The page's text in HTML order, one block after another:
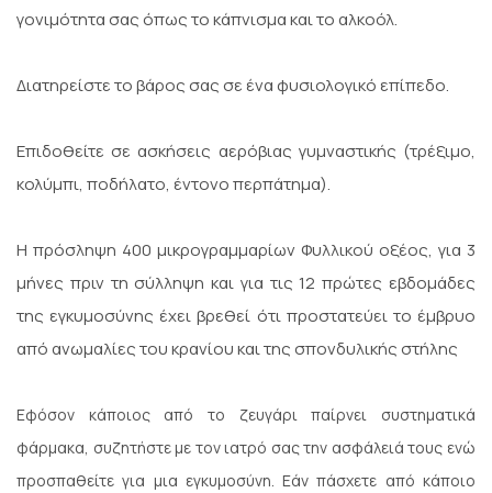
γονιμότητα σας όπως το κάπνισμα και το αλκοόλ.
Διατηρείστε το βάρος σας σε ένα φυσιολογικό επίπεδο.
Επιδοθείτε σε ασκήσεις αερόβιας γυμναστικής (τρέξιμο,
κολύμπι, ποδήλατο, έντονο περπάτημα).
Η πρόσληψη 400 μικρογραμμαρίων Φυλλικού οξέος, για 3
μήνες πριν τη σύλληψη και για τις 12 πρώτες εβδομάδες
της εγκυμοσύνης έχει βρεθεί ότι προστατεύει το έμβρυο
από ανωμαλίες του κρανίου και της σπονδυλικής στήλης
Εφόσον κάποιος από το ζευγάρι παίρνει συστηματικά
φάρμακα, συζητήστε με τον ιατρό σας την ασφάλειά τους ενώ
προσπαθείτε για μια εγκυμοσύνη.Εάν πάσχετε από κάποιο